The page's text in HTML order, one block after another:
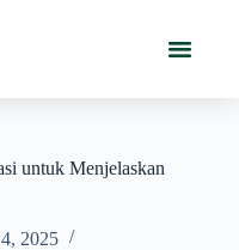
untuk Menjelaskan
2025